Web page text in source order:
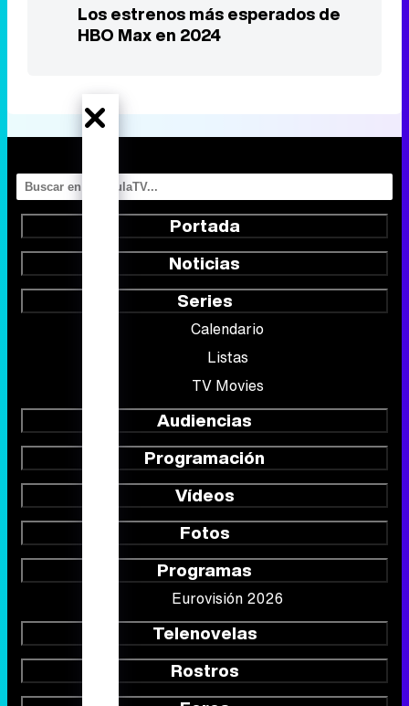
Los estrenos más esperados de
HBO Max en 2024
Portada
Noticias
Series
Calendario
Listas
TV Movies
Audiencias
Programación
Vídeos
Fotos
Programas
Eurovisión 2026
Telenovelas
Rostros